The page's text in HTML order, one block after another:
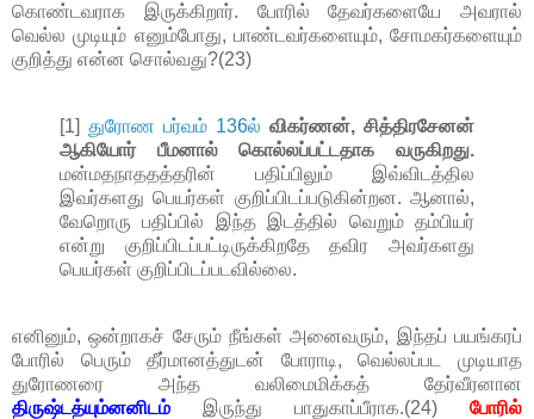
கொண்டவராக இருக்கிறார். போரில் தேவர்களையே அவரால்
வெல்ல முடியும் எனும்போது, பாண்டவர்களையும், சோமகர்களையும்
குறித்து என்ன சொல்வது?(23)
[1] துரோண பர்வம் 136ல் விகர்ணன், சித்திரசேனன்
ஆகியோர் பீமனால் கொல்லப்பட்டதாக வருகிறது.
மன்மதநாததத்தரின் பதிப்பிலும் இவ்விடத்தில
இவர்களது பெயர்கள் குறிப்பிடப்படுகின்றன. ஆனால்,
வேறொரு பதிப்பில் இந்த இடத்தில் வெறும் தம்பியர்
என்று குறிப்பிடப்பட்டிருக்கிறதே தவிர அவர்களது
பெயர்கள் குறிப்பிடப்படவில்லை.
எனினும், ஒன்றாகச் சேரும் நீங்கள் அனைவரும், இந்தப் பயங்கரப்
போரில் பெரும் தீர்மானத்துடன் போராடி, வெல்லப்பட முடியாத
துரோணரை அந்த வலிமைமிக்கத் தேர்வீரனான
திருஷ்டத்யும்னனிடம் இருந்து பாதுகாப்பீராக.(24) போரில்